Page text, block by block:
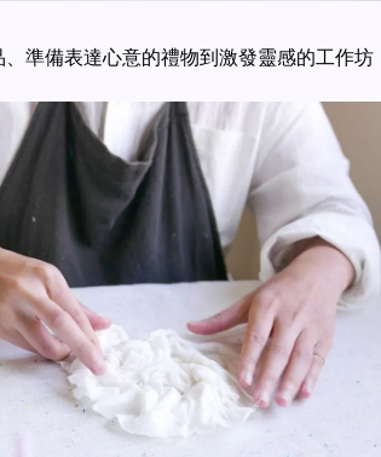
準備表達心意的禮物到激發靈感的工作